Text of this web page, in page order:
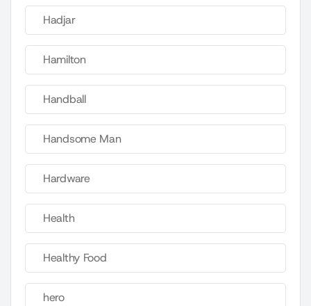
Hadjar
Hamilton
Handball
Handsome Man
Hardware
Health
Healthy Food
hero